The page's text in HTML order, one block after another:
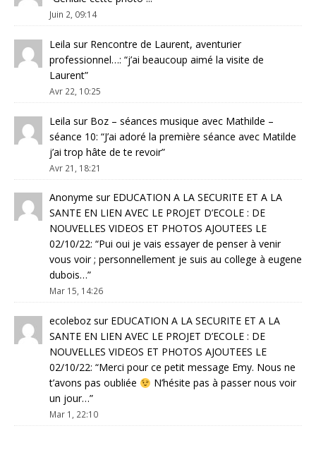
Juin 2, 09:14
Leila sur Rencontre de Laurent, aventurier
professionnel…: “j’ai beaucoup aimé la visite de
Laurent”
Avr 22, 10:25
Leila sur Boz – séances musique avec Mathilde –
séance 10: “J’ai adoré la première séance avec Matilde
j’ai trop hâte de te revoir”
Avr 21, 18:21
Anonyme sur EDUCATION A LA SECURITE ET A LA
SANTE EN LIEN AVEC LE PROJET D’ECOLE : DE
NOUVELLES VIDEOS ET PHOTOS AJOUTEES LE
02/10/22: “Pui oui je vais essayer de penser à venir
vous voir ; personnellement je suis au college à eugene
dubois…”
Mar 15, 14:26
ecoleboz sur EDUCATION A LA SECURITE ET A LA
SANTE EN LIEN AVEC LE PROJET D’ECOLE : DE
NOUVELLES VIDEOS ET PHOTOS AJOUTEES LE
02/10/22: “Merci pour ce petit message Emy. Nous ne
t’avons pas oubliée
N’hésite pas à passer nous voir
un jour…”
Mar 1, 22:10